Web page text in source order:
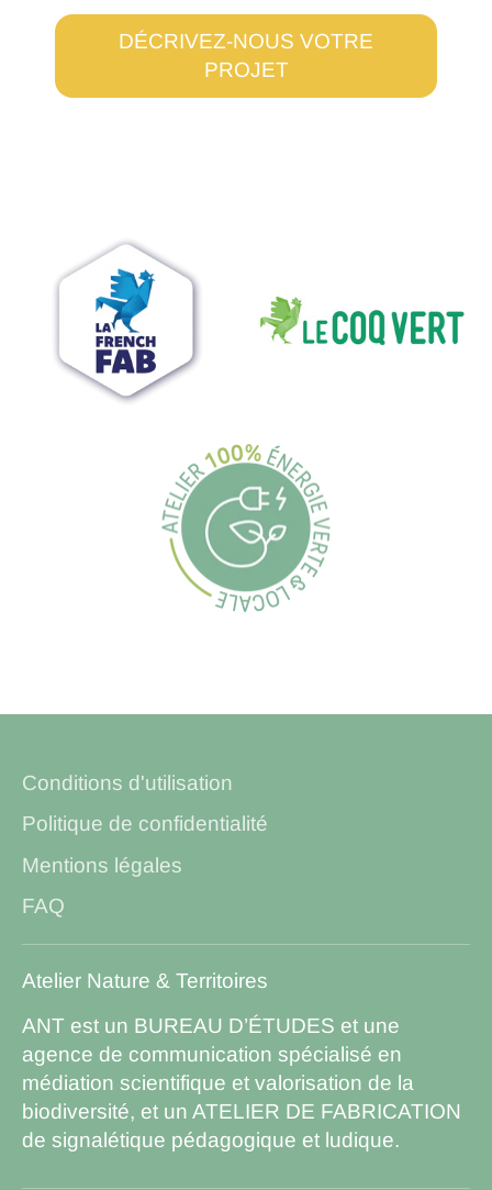
DÉCRIVEZ-NOUS VOTRE
PROJET
Conditions d'utilisation
Politique de confidentialité
Mentions légales
FAQ
Atelier Nature & Territoires
ANT est un BUREAU D’ÉTUDES et une
agence de communication spécialisé en
médiation scientifique et valorisation de la
biodiversité, et un ATELIER DE FABRICATION
de signalétique pédagogique et ludique.